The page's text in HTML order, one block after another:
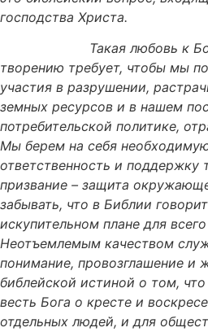
господства Христа.
Такая любовь к
творению требует, чтобы мы
участия в разрушении,
земных ресурсов и в нашем
потребительской политике,
Мы берем на себя
ответственность и поддержку
призвание – защита
забывать, что в Библии
искупительном плане для всего
Неотъемлемым качеством
понимание, провозглашение и
библейской истиной о том, что
весть Бога о кресте и
отдельных людей, и для